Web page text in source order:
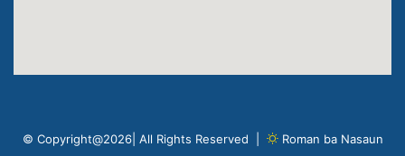
© Copyright@2026| All Rights Reserved | Roman ba Nasaun